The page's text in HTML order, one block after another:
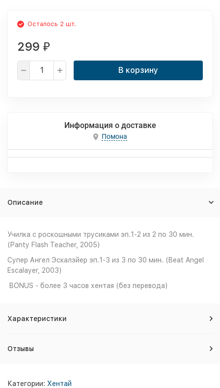
Осталось 2 шт.
299 ₽
В корзину
Информация о доставке
Помона
Описание
Училка с роскошными трусиками эп.1-2 из 2 по 30 мин.
(Panty Flash Teacher, 2005)
Супер Ангел Эскалэйер эп.1-3 из 3 по 30 мин. (Beat Angel
Escalayer, 2003)
BONUS - более 3 часов хентая (без перевода)
Характеристики
Отзывы
Категории: Хентай